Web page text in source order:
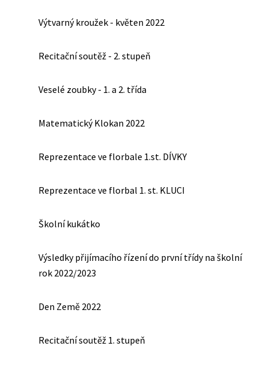
Výtvarný kroužek - květen 2022
Recitační soutěž - 2. stupeň
Veselé zoubky - 1. a 2. třída
Matematický Klokan 2022
Reprezentace ve florbale 1.st. DÍVKY
Reprezentace ve florbal 1. st. KLUCI
Školní kukátko
Výsledky přijímacího řízení do první třídy na školní
rok 2022/2023
Den Země 2022
Recitační soutěž 1. stupeň